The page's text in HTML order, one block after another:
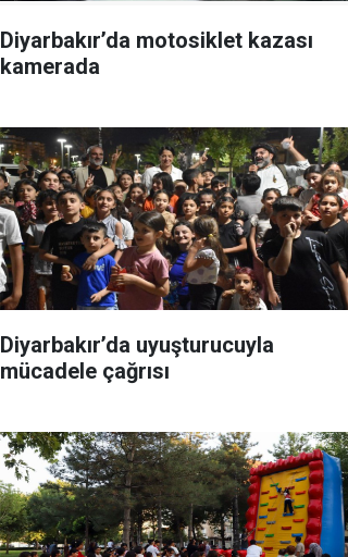
Diyarbakır’da motosiklet kazası
kamerada
Diyarbakır’da uyuşturucuyla
mücadele çağrısı